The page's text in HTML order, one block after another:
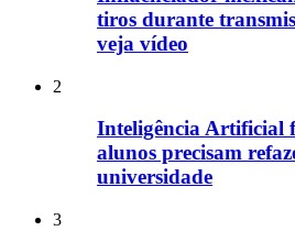
tiros durante
veja vídeo
2
Inteligência Artificial
alunos precisam
universidade
3